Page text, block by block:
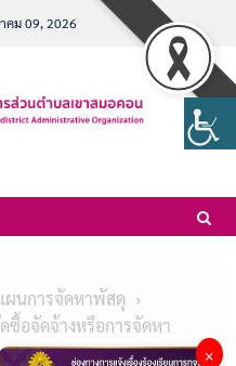
คม 09, 2026
ผนการจัดหาพัสดุ
ซื้อจัดจ้างหรือการจัดหา
×